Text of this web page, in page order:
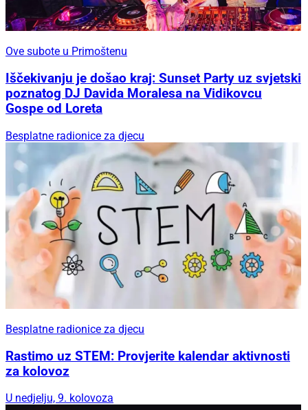
Ove subote u Primoštenu
Iščekivanju je došao kraj: Sunset Party uz svjetski
poznatog DJ Davida Moralesa na Vidikovcu
Gospe od Loreta
Besplatne radionice za djecu
Besplatne radionice za djecu
Rastimo uz STEM: Provjerite kalendar aktivnosti
za kolovoz
U nedjelju, 9. kolovoza